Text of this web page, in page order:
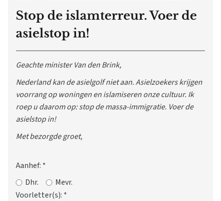
Stop de islamterreur. Voer de
asielstop in!
Geachte minister Van den Brink,
Nederland kan de asielgolf niet aan. Asielzoekers krijgen
voorrang op woningen en islamiseren onze cultuur. Ik
roep u daarom op: stop de massa-immigratie. Voer de
asielstop in!
Met bezorgde groet,
Aanhef: *
Dhr.
Mevr.
Voorletter(s): *